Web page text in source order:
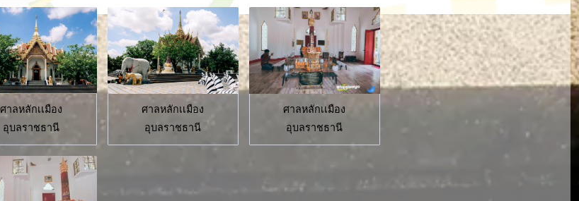
ศาลหลักเเมือง
อุบลราชธานี
ศาลหลักเเมือง
อุบลราชธานี
ศาลหลักเเมือง
อุบลราชธานี